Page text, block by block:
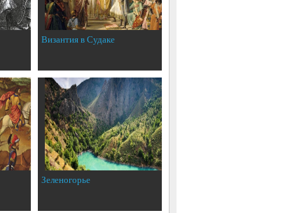
Византия в Судаке
Зеленогорье